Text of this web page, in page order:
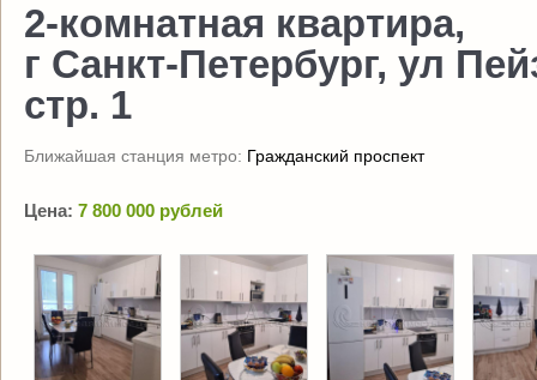
2-комнатная квартира,
г Санкт-Петербург, ул
стр. 1
Ближайшая станция метро: Гражданский проспект
Цена: 7 800 000 рублей